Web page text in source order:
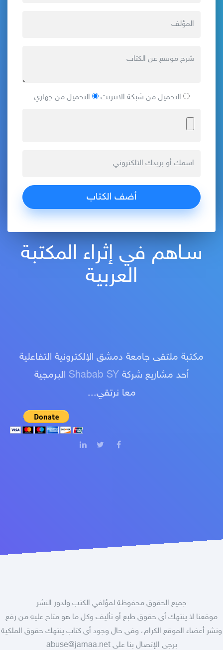
التحميل من شبكة الانترنت التحميل من جهازي
سـاهم في إثراء المكتبة
العربية
مكتبة ملتقى جامعة دمشق الإلكترونية التفاعلية
أحد مشاريع شركة Shabab SY البرمجية
معا نرتقي...
جميع الحقوق محفوظة لمؤلفي الكتب ولدور النشر
موقعنا لا ينتهك أى حقوق طبع أو تأليف وكل ما هو متاح عليه من رفع
ونشر أعضاء الموقع الكرام، وفى حال وجود أى كتاب ينتهك حقوق الملكية
برجى الإتصال بنا علىabuse@jamaa.net